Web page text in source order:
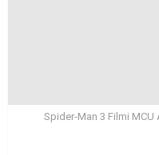
Spider-Man 3 Filmi MCU